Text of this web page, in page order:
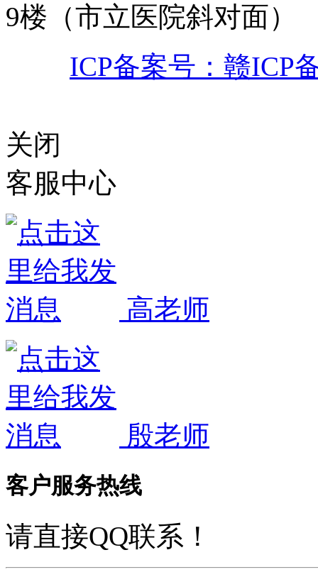
9楼（市立医院斜对面）
ICP备案号：赣ICP
关闭
客服中心
高老师
殷老师
客户服务热线
请直接QQ联系！